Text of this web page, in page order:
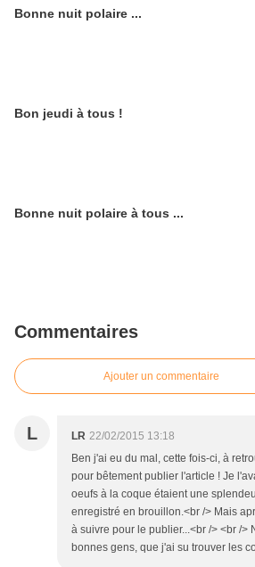
Bonne nuit polaire ...
Bon jeudi à tous !
Bonne nuit polaire à tous ...
Commentaires
Ajouter un commentaire
L LR 22/02/2015 13:18
Ben j'ai eu du mal, cette fois-ci, à
pour bêtement publier l'article ! Je
oeufs à la coque étaient une
enregistré en brouillon.<br /> Mais
à suivre pour le publier...<br /> <br />
bonnes gens, que j'ai su trouver les